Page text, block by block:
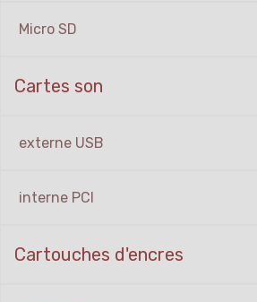
Micro SD
Cartes son
externe USB
interne PCI
Cartouches d'encres